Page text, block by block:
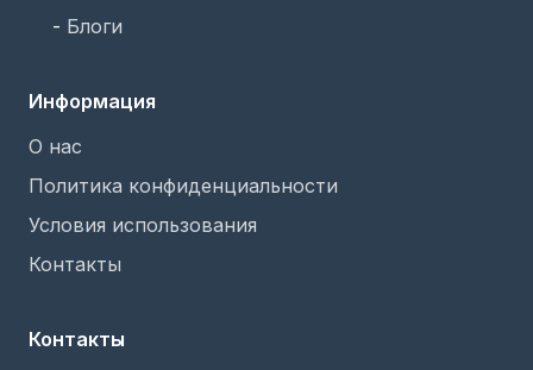
- Блоги
Информация
О нас
Политика конфиденциальности
Условия использования
Контакты
Контакты